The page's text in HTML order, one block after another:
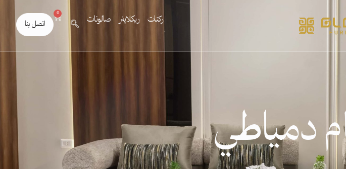
اتصل بنا
0
ركنات ريكلاينر صالونات
دمياطي